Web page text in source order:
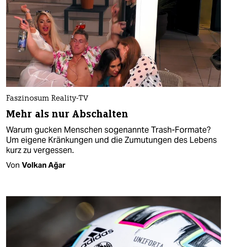
Faszinosum Reality-TV
Mehr als nur Abschalten
Warum gucken Menschen sogenannte Trash-Formate?
Um eigene Kränkungen und die Zumutungen des Lebens
kurz zu vergessen.
Von Volkan Ağar